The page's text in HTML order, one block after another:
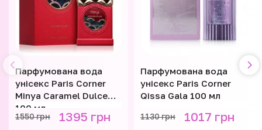
Парфумована вода
унісекс Paris Corner
Minya Caramel Dulce
100 мл
1550 грн 1395 грн
Парфумована вода
унісекс Paris Corner
Qissa Gala 100 мл
1130 грн 1017 грн